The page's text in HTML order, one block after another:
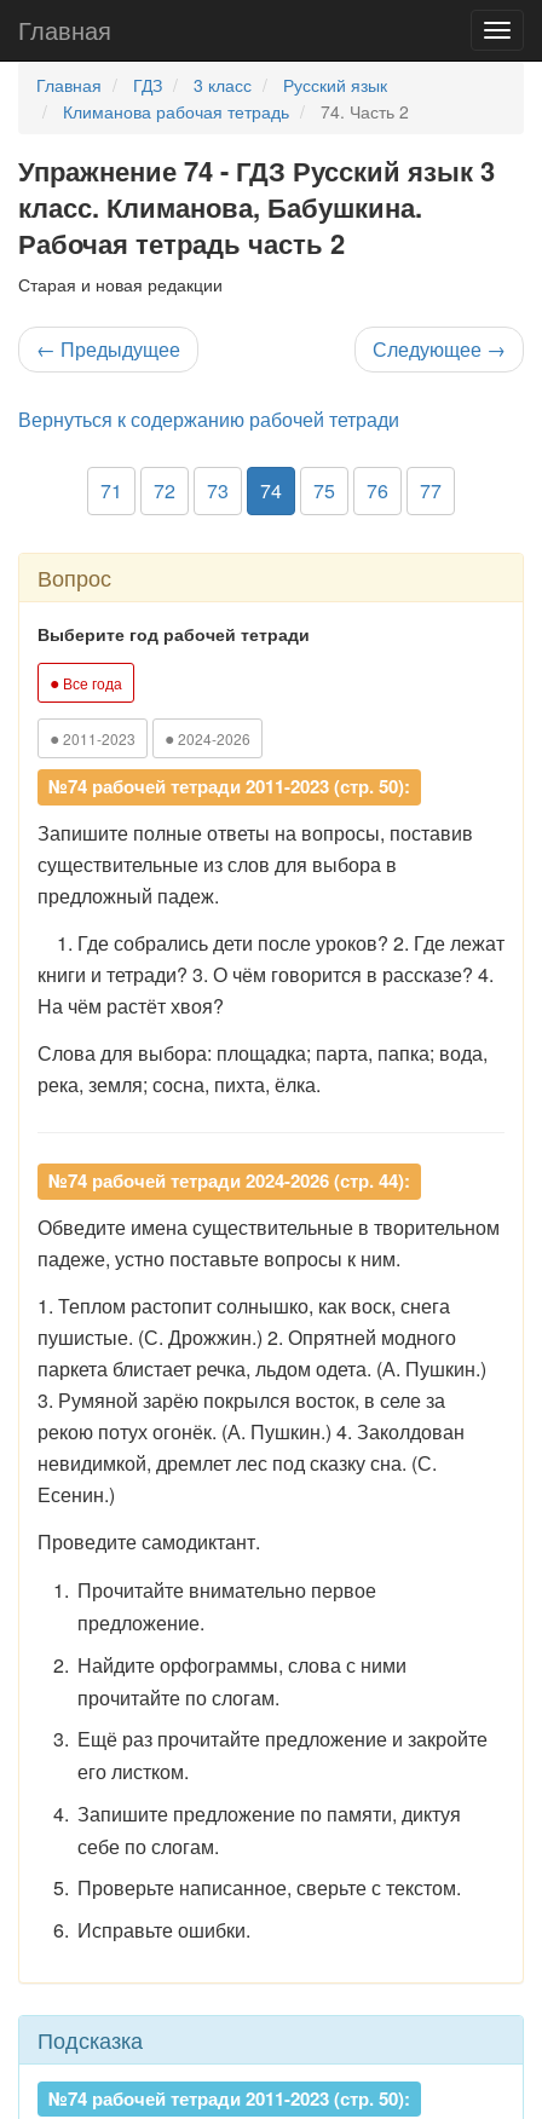
Главная
Главная ГДЗ 3 класс
Русский язык
Климанова рабочая тетрадь
74. Часть 2
Упражнение 74 - ГДЗ Русский язык 3
класс. Климанова, Бабушкина.
Рабочая тетрадь часть 2
Старая и новая редакции
← Предыдущее Следующее →
Вернуться к содержанию рабочей тетради
71 72 73 74 75 76 77
Вопрос
Выберите год рабочей тетради
● Все года
● 2011-2023 ● 2024-2026
№74 рабочей тетради 2011-2023 (стр. 50):
Запишите полные ответы на вопросы, поставив
существительные из слов для выбора в
предложный падеж.
1. Где собрались дети после уроков? 2. Где лежат
книги и тетради? 3. О чём говорится в рассказе? 4.
На чём растёт хвоя?
Слова для выбора: площадка; парта, папка; вода,
река, земля; сосна, пихта, ёлка.
№74 рабочей тетради 2024-2026 (стр. 44):
Обведите имена существительные в творительном
падеже, устно поставьте вопросы к ним.
1. Теплом растопит солнышко, как воск, снега
пушистые. (С. Дрожжин.) 2. Опрятней модного
паркета блистает речка, льдом одета. (А. Пушкин.)
3. Румяной зарёю покрылся восток, в селе за
рекою потух огонёк. (А. Пушкин.) 4. Заколдован
невидимкой, дремлет лес под сказку сна. (С.
Есенин.)
Проведите самодиктант.
Прочитайте внимательно первое
предложение.
Найдите орфограммы, слова с ними
прочитайте по слогам.
Ещё раз прочитайте предложение и закройте
его листком.
Запишите предложение по памяти, диктуя
себе по слогам.
Проверьте написанное, сверьте с текстом.
Исправьте ошибки.
Подсказка
№74 рабочей тетради 2011-2023 (стр. 50):